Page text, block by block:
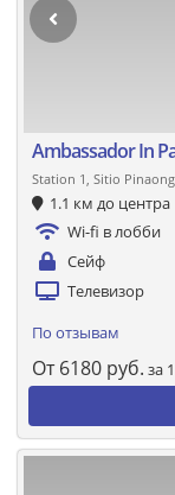
Ambassador In
Station 1, Sitio
1.1 км до центра
Wi-fi в лобби
Сейф
Телевизор
По отзывам
От 6180 руб. за